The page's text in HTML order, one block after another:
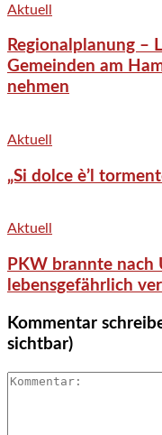
Aktuell
Regionalplanung –
Gemeinden am
nehmen
Aktuell
„Si dolce è’l
Aktuell
PKW brannte
lebensgefährlich
Kommentar
sichtbar)